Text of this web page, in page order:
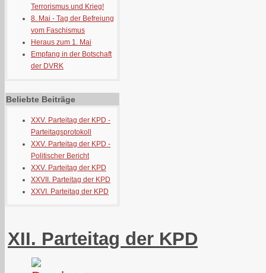
Terrorismus und Krieg!
8. Mai - Tag der Befreiung
vom Faschismus
Heraus zum 1. Mai
Empfang in der Botschaft
der DVRK
Beliebte Beiträge
XXV. Parteitag der KPD -
Parteitagsprotokoll
XXV. Parteitag der KPD -
Politischer Bericht
XXV. Parteitag der KPD
XXVII. Parteitag der KPD
XXVI. Parteitag der KPD
XII. Parteitag der KPD